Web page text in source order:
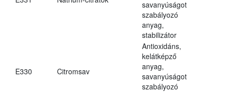
savanyúságot
szabályozó
anyag,
stabilizátor
E330 Citromsav
Antioxidáns,
kelátképző
anyag,
savanyúságot
szabályozó